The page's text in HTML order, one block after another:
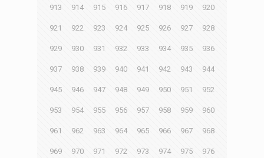
913 914 915 916 917 918 919 920
921 922 923 924 925 926 927 928
929 930 931 932 933 934 935 936
937 938 939 940 941 942 943 944
945 946 947 948 949 950 951 952
953 954 955 956 957 958 959 960
961 962 963 964 965 966 967 968
969 970 971 972 973 974 975 976